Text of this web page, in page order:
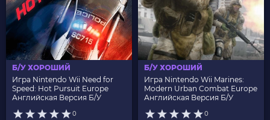
Б/У ХОРОШИЙ
Игра Nintendo Wii Need for
Speed: Hot Pursuit Europe
Английская Версия Б/У
0
Б/У ХОРОШИЙ
Игра Nintendo Wii Marines:
Modern Urban Combat Europe
Английская Версия Б/У
0